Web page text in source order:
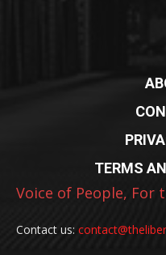
TERMS
Voice of People, For
Contact us: